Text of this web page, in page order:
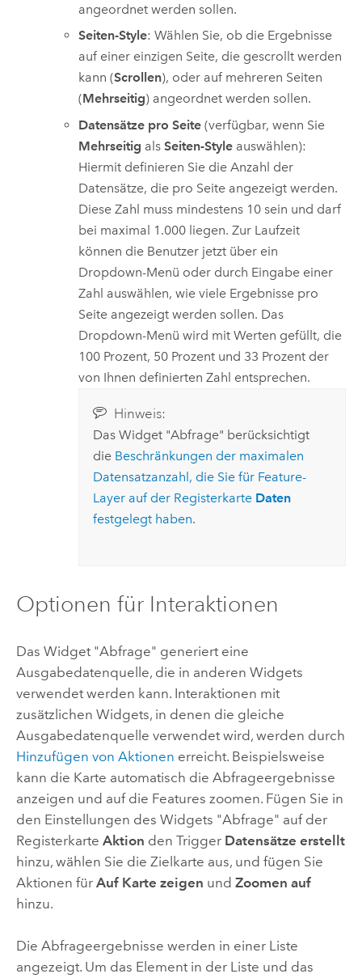
angeordnet werden sollen.
Seiten-Style: Wählen Sie, ob die Ergebnisse
auf einer einzigen Seite, die gescrollt werden
kann (Scrollen), oder auf mehreren Seiten
(Mehrseitig) angeordnet werden sollen.
Datensätze pro Seite (verfügbar, wenn Sie
Mehrseitig alsSeiten-Style auswählen):
Hiermit definieren Sie die Anzahl der
Datensätze, die pro Seite angezeigt werden.
Diese Zahl muss mindestens 10 sein und darf
bei maximal 1.000 liegen. Zur Laufzeit
können die Benutzer jetzt über ein
Dropdown-Menü oder durch Eingabe einer
Zahl auswählen, wie viele Ergebnisse pro
Seite angezeigt werden sollen. Das
Dropdown-Menü wird mit Werten gefüllt, die
100 Prozent, 50 Prozent und 33 Prozent der
von Ihnen definierten Zahl entsprechen.
Hinweis:
Das Widget "Abfrage" berücksichtigt
die Beschränkungen der maximalen
Datensatzanzahl, die Sie für Feature-
Layer auf der Registerkarte Daten
festgelegt haben.
Optionen für Interaktionen
Das Widget "Abfrage" generiert eine
Ausgabedatenquelle, die in anderen Widgets
verwendet werden kann. Interaktionen mit
zusätzlichen Widgets, in denen die gleiche
Ausgabedatenquelle verwendet wird, werden durch
Hinzufügen von Aktionen erreicht. Beispielsweise
kann die Karte automatisch die Abfrageergebnisse
anzeigen und auf die Features zoomen. Fügen Sie in
den Einstellungen des Widgets "Abfrage" auf der
Registerkarte Aktion den Trigger Datensätze erstellt
hinzu, wählen Sie die Zielkarte aus, und fügen Sie
Aktionen für Auf Karte zeigen und Zoomen auf
hinzu.
Die Abfrageergebnisse werden in einer Liste
angezeigt. Um das Element in der Liste und das